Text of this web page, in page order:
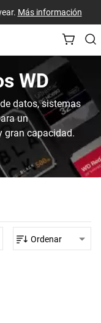
Más información
WD‎
datos, sistemas
un
gran capacidad.
Ordenar